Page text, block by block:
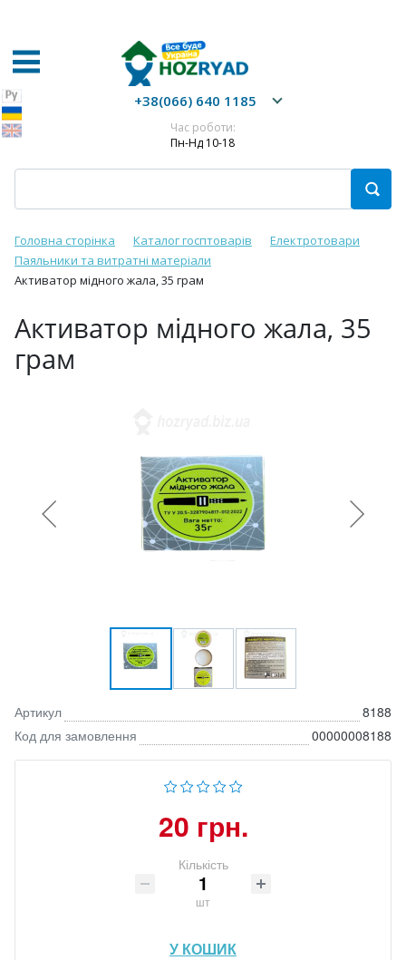
+38(066) 640 1185
Час роботи:
Пн-Нд 10-18
Головна сторінка Каталог госптоварів
Електротовари
Паяльники та витратні матеріали
Активатор мідного жала, 35 грам
Активатор мідного жала, 35
грам
Артикул
8188
Код для замовлення
00000008188
20 грн.
Кількість
шт
У КОШИК